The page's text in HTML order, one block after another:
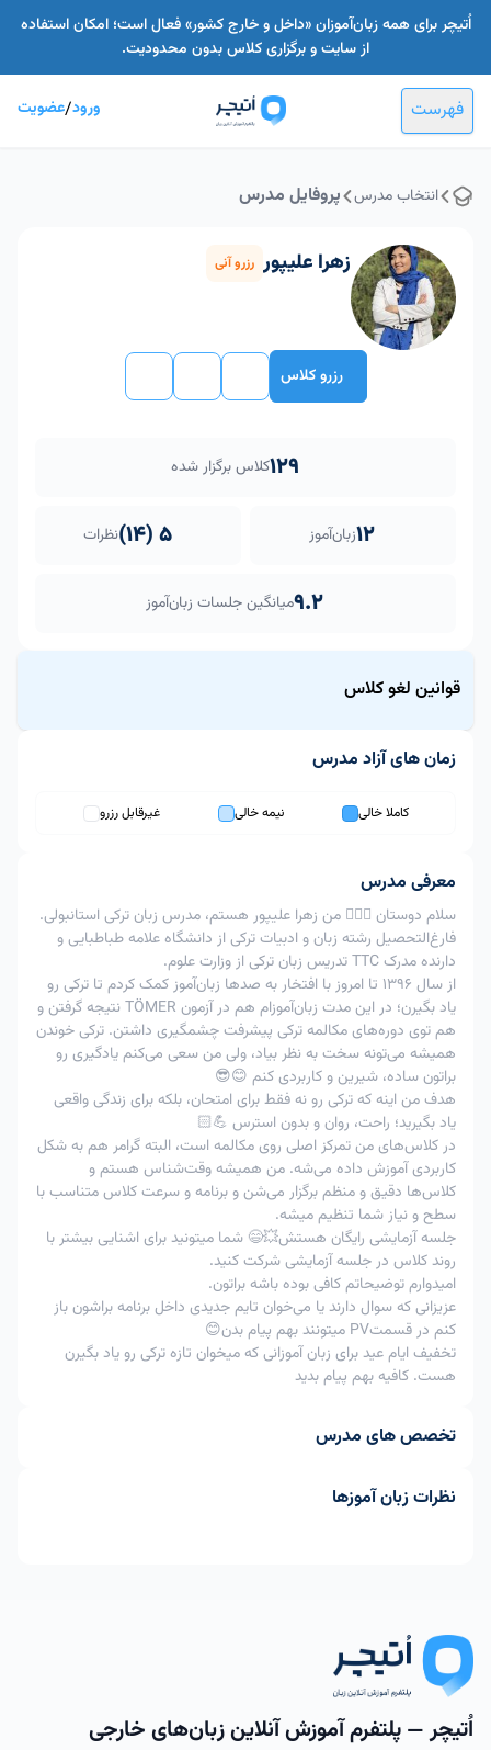
اُتیچر برای همه زبان‌آموزان «داخل و خارج کشور» فعال است؛ امکان استفاده
از سایت و برگزاری کلاس بدون محدودیت.
فهرست ورود/عضویت
انتخاب مدرس پروفایل مدرس
زهرا علیپور رزرو آنی
رزرو کلاس
129کلاس برگزار شده
12زبان‌آموز 5 (14) نظرات
9.2میانگین جلسات زبان‌آموز
قوانین لغو کلاس
قاعده لغو کلاس برای این مدرس strict است.
اقدام
ساعت به زمان
ساعت به
ساعت به زمان
1
لغو کلاس
80%
جریمه 40%
2
تغییر
زمان
کلاس
امکان
پذیرنیست
امکان
پذیرنیست
امکان پذیر
3 لغوتوافقی
امکان پذیر
با تایید استاد
امکان پذیر
با تایید استاد
-
در اعمال جریمه 80% ، به عنوان مثال اگر زبان آموز مبلغ 200
هزار تومان را برای کلاس خود پرداخت کرده و کلاس را فرضا 5
ساعت قبل کلاس لغو کند ، 80% مبلغ پرداختی یعنی 160 هزار
تومان سوخت شده و 40 هزار تومان دیگر به کیف پول زبان
آموز برگشت خواهد شد.
زمان های آزاد مدرس
کاملا خالی نیمه خالی غیرقابل رزرو
معرفی مدرس
سلام دوستان 🙋🏼‍♀️ من زهرا علیپور هستم، مدرس زبان ترکی استانبولی.
فارغ‌التحصیل رشته زبان و ادبیات ترکی از دانشگاه علامه طباطبایی و
دارنده مدرک TTC تدریس زبان ترکی از وزارت علوم.
از سال 1396 تا امروز با افتخار به صدها زبان‌آموز کمک کردم تا ترکی رو
یاد بگیرن؛ در این مدت زبان‌آموزام هم در آزمون TÖMER نتیجه گرفتن و
هم توی دوره‌های مکالمه ترکی پیشرفت چشمگیری داشتن. ترکی خوندن
همیشه می‌تونه سخت به نظر بیاد، ولی من سعی می‌کنم یادگیری رو
براتون ساده، شیرین و کاربردی کنم 😊😎
هدف من اینه که ترکی رو نه فقط برای امتحان، بلکه برای زندگی واقعی
یاد بگیرید؛ راحت، روان و بدون استرس 💪🏻
در کلاس‌های من تمرکز اصلی روی مکالمه است، البته گرامر هم به شکل
کاربردی آموزش داده می‌شه. من همیشه وقت‌شناس هستم و
کلاس‌ها دقیق و منظم برگزار می‌شن و برنامه و سرعت کلاس متناسب با
سطح و نیاز شما تنظیم میشه.
جلسه آزمایشی رایگان هستش💥😄 شما میتونید برای اشنایی بیشتر با
روند کلاس در جلسه آزمایشی شرکت کنید.
امیدوارم توضیحاتم کافی بوده باشه براتون.
عزیزانی که سوال دارند یا می‌خوان تایم جدیدی داخل برنامه براشون باز
کنم در قسمتPV میتونند بهم پیام بدن😊
تخفیف ایام عید برای زبان آموزانی که میخوان تازه ترکی رو یاد بگیرن
هست. کافیه بهم پیام بدید
تخصص های مدرس
نظرات زبان آموزها
اُتیچر — پلتفرم آموزش آنلاین زبان‌های خارجی